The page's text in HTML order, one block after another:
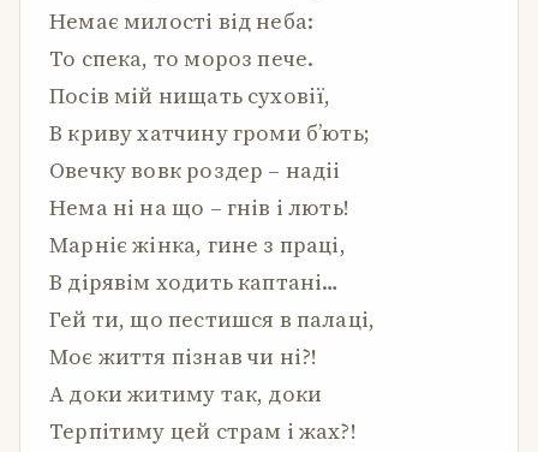
Немає милості від неба:
То спека, то мороз пече.
Посів мій нищать суховії,
В криву хатчину громи б’ють;
Овечку вовк роздер – надіі
Нема ні на що – гнів і лють!
Марніє жінка, гине з праці,
В дірявім ходить каптані…
Гей ти, що пестишся в палаці,
Моє життя пізнав чи ні?!
А доки житиму так, доки
Терпітиму цей страм і жах?!